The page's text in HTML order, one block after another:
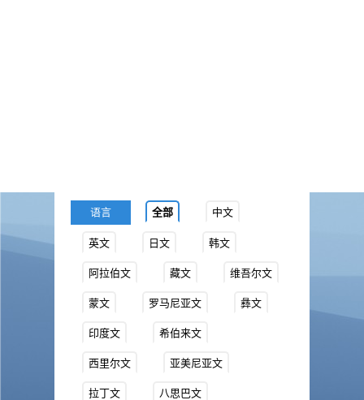
语言 全部 中文
英文 日文 韩文
阿拉伯文 藏文 维吾尔文
蒙文 罗马尼亚文 彝文
印度文 希伯来文
西里尔文 亚美尼亚文
拉丁文 八思巴文